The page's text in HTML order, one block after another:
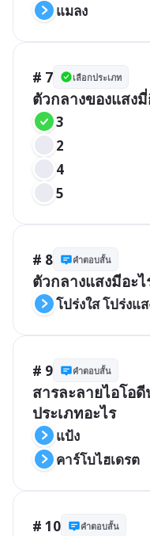
แมลง
# 7 เลือกประเภท
ตัวกลางของแสง
3
2
4
5
# 8 คำตอบสั้น
ตัวกลางแสงมีอะไ
โปร่งใส โปร่งแ
# 9 คำตอบสั้น
สารละลายไอโอ
ประเภทอะไร
แป้ง
คาร์โบไฮเดรต
# 10 คำตอบสั้น